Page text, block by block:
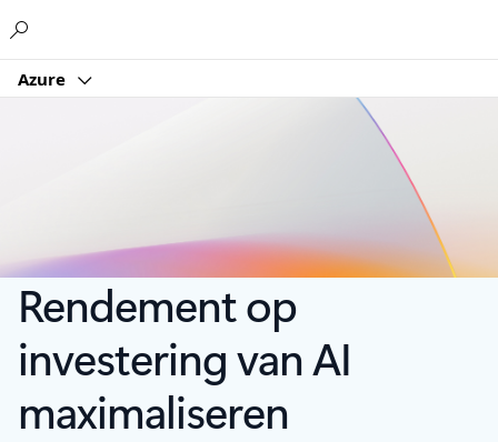
Azure
Rendement op
investering van AI
maximaliseren